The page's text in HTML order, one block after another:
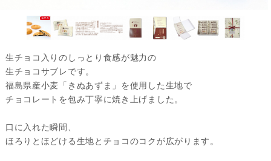
生チョコ入りのしっとり食感が魅力の
生チョコサブレです。
福島県産小麦「きぬあずま」を使用した生地で
チョコレートを包み丁寧に焼き上げました。
口に入れた瞬間、
ほろりとほどける生地とチョコのコクが広がります。